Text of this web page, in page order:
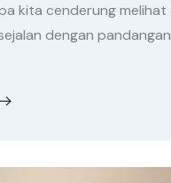
kita cenderung melihat
dengan pandangan